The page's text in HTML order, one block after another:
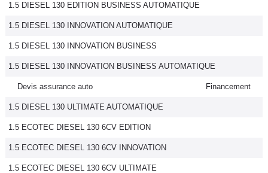
1.5 DIESEL 130 EDITION BUSINESS AUTOMATIQUE
1.5 DIESEL 130 INNOVATION AUTOMATIQUE
1.5 DIESEL 130 INNOVATION BUSINESS
1.5 DIESEL 130 INNOVATION BUSINESS AUTOMATIQUE
Devis assurance auto Financement
1.5 DIESEL 130 ULTIMATE AUTOMATIQUE
1.5 ECOTEC DIESEL 130 6CV EDITION
1.5 ECOTEC DIESEL 130 6CV INNOVATION
1.5 ECOTEC DIESEL 130 6CV ULTIMATE